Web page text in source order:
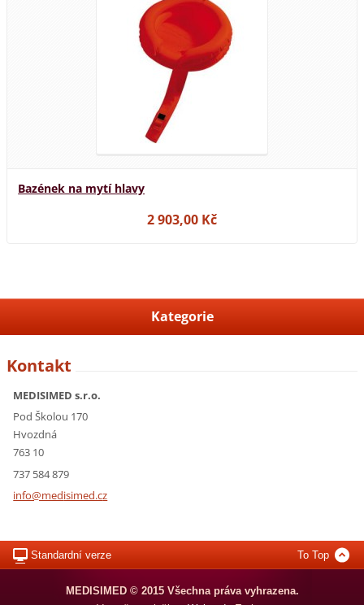
Bazének na mytí hlavy
2 903,00 Kč
Kategorie
Kontakt
MEDISIMED s.r.o.
Pod Školou 170
Hvozdná
763 10
737 584 879
info@medisimed.cz
Standardní verze To Top
MEDISIMED © 2015 Všechna práva vyhrazena.